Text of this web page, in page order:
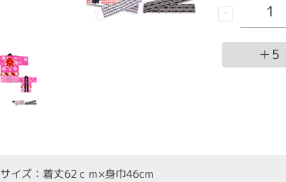
-
＋5
サイズ：着丈62ｃｍ×身巾46cm